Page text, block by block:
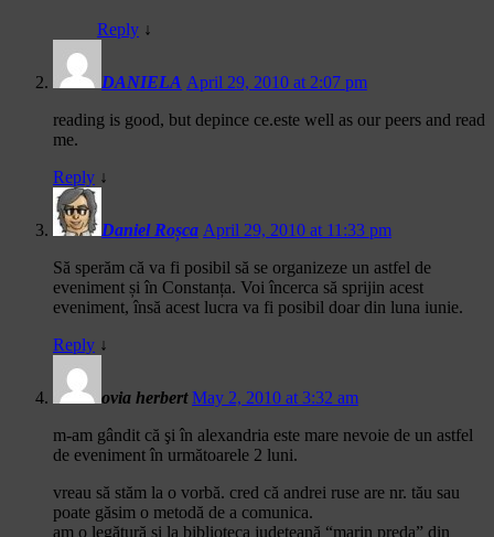
Reply ↓
DANIELA April 29, 2010 at 2:07 pm
reading is good, but depince ce.este well as our peers and read
me.
Reply ↓
Daniel Roșca April 29, 2010 at 11:33 pm
Să sperăm că va fi posibil să se organizeze un astfel de
eveniment și în Constanța. Voi încerca să sprijin acest
eveniment, însă acest lucra va fi posibil doar din luna iunie.
Reply ↓
ovia herbert May 2, 2010 at 3:32 am
m-am gândit că şi în alexandria este mare nevoie de un astfel
de eveniment în următoarele 2 luni.
vreau să stăm la o vorbă. cred că andrei ruse are nr. tău sau
poate găsim o metodă de a comunica.
am o legătură şi la biblioteca judeţeană “marin preda” din